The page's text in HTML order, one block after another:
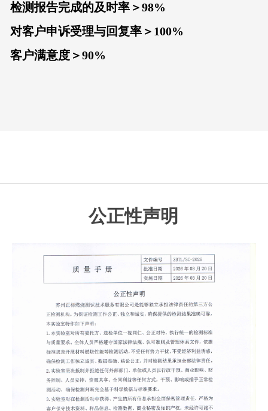
检测报告完成的及时率＞98%
对客户申诉受理与回复率＞100%
客户满意度＞90%
公正性声明